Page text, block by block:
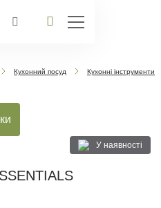
Кухонний посуд Кухонні інструменти
У наявності